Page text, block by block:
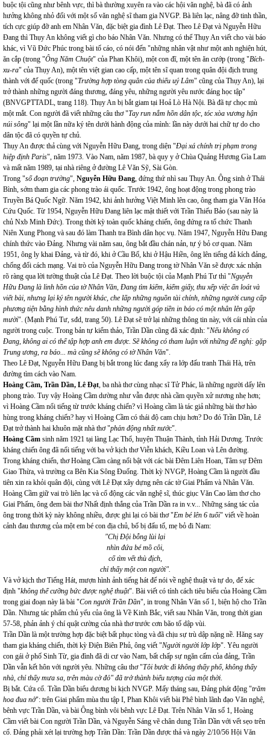
buộc tội cũng như bênh vực, thì bà thường xuyên ra vào các hội văn nghệ, bà đã có ảnh
hưởng không nhỏ đối với một số văn nghệ sĩ tham gia NVGP. Bà liên lạc, nâng đỡ tinh thần,
tích cực giúp đỡ anh em Nhân Văn, đặc biệt gia đình Lê Đạt. Theo Lê Đạt và Nguyễn Hữu
Đang thì Thụy An không viết gì cho báo Nhân Văn. Nhưng có thể Thụy An viết cho vài báo
khác, vì Vũ Đức Phúc trong bài tố cáo, có nói đến "những nhân vật như một anh nghiện hút,
ăn cắp (trong "Ông Năm Chuột" của Phan Khôi), một con đĩ, một tên ăn cướp (trong "Bích-
xu-ra" của Thụy An), một tên việt gian cao cấp, một tên sĩ quan trong quân đội địch trung
thành với đế quốc (trong "Trường hợp tòng quân của thiếu uý Lâm" cũng của Thụy An), lại
trở thành những người đáng thương, đáng yêu, những người yêu nước đáng học tập"
(BNVGPTTADL, trang 118). Thụy An bị bắt giam tại Hoả Lò Hà Nội. Bà đã tự chọc mù
một mắt. Con người đã viết những câu thơ "Tay run nắm hồn dân tộc, tóc xòa vương hận
núi sông" lại một lần nữa ký tên dưới hành động của mình: lần này dưới hai chữ tự do cho
dân tộc đã có quyền tự chủ.
Thụy An được thả cùng với Nguyễn Hữu Đang, trong diện "Đại xá chính trị phạm trong
hiệp định Paris", năm 1973. Vào Nam, năm 1987, bà quy y ở Chùa Quảng Hương Gìa Lam
và mất năm 1989, tại nhà riêng ở đường Lê Văn Sỹ, Sài Gòn.
Trong "sổ đoạn trường", Nguyễn Hữu Đang, đứng thứ nhì sau Thụy An. Ông sinh ở Thái
Bình, sớm tham gia các phong trào ái quốc. Trước 1942, ông hoạt động trong phong trào
Truyền Bá Quốc Ngữ. Năm 1942, khi ảnh hưởng Việt Minh lên cao, ông tham gia Văn Hóa
Cứu Quốc. Từ 1954, Nguyễn Hữu Đang liên lạc mật thiết với Trần Thiếu Bảo (sau này là
chủ Nxb Minh Đức). Trong thời kỳ toàn quốc kháng chiến, ông đứng ra tổ chức Thanh
Niên Xung Phong và sau đó làm Thanh tra Bình dân học vụ. Năm 1947, Nguyễn Hữu Đang
chính thức vào Đảng. Nhưng vài năm sau, ông bắt đầu chán nản, tự ý bỏ cơ quan. Năm
1951, ông ly khai Đảng, và từ đó, khi ở Cầu Bố, khi ở Hậu Hiền, ông lên tiếng đả kích đảng,
chống đối cách mạng. Vai trò của Nguyễn Hữu Đang trong tờ Nhân Văn sẽ được xác nhận
rõ ràng qua lời tường thuật của Lê Đạt. Theo lời buộc tội của Mạnh Phú Tư thì "Nguyễn
Hữu Đang là linh hồn của tờ Nhân Văn, Đang tìm kiếm, kiếm giấy, thu xếp việc ấn loát và
viết bài, nhưng lại ký tên người khác, che lấp những nguồn tài chính, những người cung cấp
phương tiện bằng hình thức nêu danh những người góp tiền in báo có một nhân lên gấp
mười". (Mạnh Phú Tư, sđd, trang 50). Lê Đạt sẽ trở lại những thông tin này, với cái nhìn của
người trong cuộc. Trong bản tự kiểm thảo, Trần Dần cũng đã xác định: "Nếu không có
Đang, không ai có thể tập hợp anh em được. Sẽ không có tham luận với những đề nghị: gặp
Trung ương, ra báo... mà cũng sẽ không có tờ Nhân Văn".
Theo Lê Đạt, Nguyễn Hữu Đang bị bắt trong lúc đang xẩy ra lớp đấu tranh Thái Hà, trên
đường tìm cách vào Nam.
Hoàng Cầm, Trần Dần, Lê Đạt, ba nhà thơ cùng nhạc sĩ Tử Phác, là những người dấy lên
phong trào. Tuy vậy Hoàng Cầm dường như vẫn được nhà cầm quyền xử nương nhẹ hơn;
vì Hoàng Cầm nổi tiếng từ trước kháng chiến? vì Hoàng cầm là tác giả những bài thơ hào
hùng trong kháng chiến? hay vì Hoàng Cầm có thái độ cam chịu hơn? Do đó Trần Dần, Lê
Đạt trở thành hai khuôn mặt nhà thơ "phản động nhất nước".
Hoàng Cầm sinh năm 1921 tại làng Lạc Thổ, huyện Thuận Thành, tỉnh Hải Dương. Trước
kháng chiến ông đã nổi tiếng với ba vở kịch thơ Viễn khách, Kiều Loan và Lên đường.
Trong kháng chiến, thơ Hoàng Cầm càng nổi bật với các bài Đêm Liên Hoan, Tâm sự Đêm
Giao Thừa, và trường ca Bên Kia Sông Đuống. Thời kỳ NVGP, Hoàng Cầm là người đầu
tiên xin ra khỏi quân đội, cùng với Lê Đạt xây dựng nên các tờ Giai Phẩm và Nhân Văn.
Hoàng Cầm giữ vai trò liên lạc và cổ động các văn nghệ sĩ, thúc giục Văn Cao làm thơ cho
Giai Phẩm, ông đem bài thơ Nhất định thắng của Trần Dần ra in v.v... Những sáng tác của
ông trong thời kỳ này không nhiều, được ghi lại có bài thơ "Em bé lên 6 tuổi" viết về hoàn
cảnh đau thương của một em bé con địa chủ, bố bị đấu tố, mẹ bỏ đi Nam:
"Chị Đội bỗng lùi lại
nhìn đứa bé mồ côi,
cố tìm vết thù địch,
chỉ thấy một con người".
Và vở kịch thơ Tiếng Hát, mượn hình ảnh tiếng hát để nói về nghệ thuật và tự do, để xác
định "không thể cưỡng bức được nghệ thuật". Bài viết có tính cách tiêu biểu của Hoàng Cầm
trong giai đoạn này là bài "Con người Trần Dần", in trong Nhân Văn số 1, biện hộ cho Trần
Dần. Nhưng tác phẩm chủ yếu của ông là Về Kinh Bắc, viết sau Nhân Văn, trong thời gian
57-58, phản ảnh ý chí quật cường của nhà thơ trước cơn bão tố dập vùi.
Trần Dần là một trường hợp đặc biệt bất phục tòng và đã chịu sự trù dập nặng nề. Hăng say
tham gia kháng chiến, thời kỳ Điện Biên Phủ, ông viết "Người người lớp lớp". Yêu người
con gái ở phố Sinh Từ, gia đình đã di cư vào Nam, bất chấp sự ngăn cấm của đảng, Trần
Dần vẫn kết hôn với người yêu. Những câu thơ "Tôi bước đi không thấy phố, không thấy
nhà, chỉ thấy mưa sa, trên màu cờ đỏ" đã trở thành biểu tượng của một thời.
Bị bắt. Cứa cổ. Trần Dần biểu dương bi kịch NVGP. Mấy tháng sau, Đảng phát động "trăm
hoa đua nở": trên Giai phẩm mùa thu tập I, Phan Khôi viết bài Phê bình lãnh đạo Văn nghệ,
bênh vực Trần Dần, và bài Ông bình vôi bênh vực Lê Đạt. Trên Nhân Văn số 1, Hoàng
Cầm viết bài Con người Trần Dần, và Nguyễn Sáng vẽ chân dung Trần Dần với vết sẹo trên
cổ. Đảng phải xét lại trường hợp Trần Dần: Trần Dần được thả và ngày 2/10/56 Hội Văn